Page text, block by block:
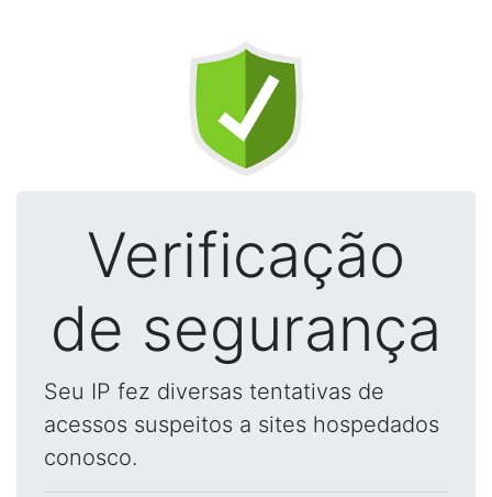
Verificação
de segurança
Seu IP fez diversas tentativas de
acessos suspeitos a sites hospedados
conosco.